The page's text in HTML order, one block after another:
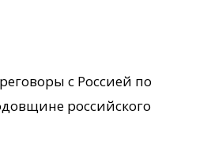
с Россией по
российского